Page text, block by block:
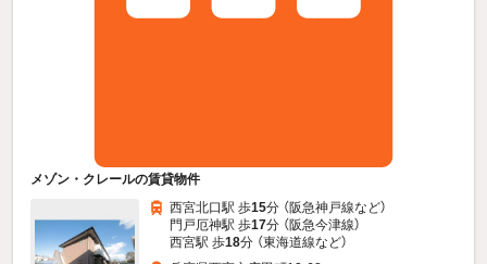
メゾン・クレールの賃貸物件
西宮北口駅 歩15分 （阪急神戸線など）
門戸厄神駅 歩17分 （阪急今津線）
西宮駅 歩18分 （東海道線など）